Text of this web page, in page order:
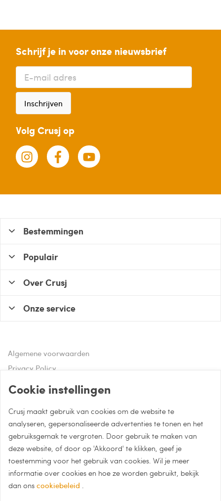
Schrijf je in voor onze nieuwsbrief
Inschrijven
Volg Crusj op
Hulp of advies nodig?
Bel naar 085 - 0043 015
Whatsapp met Crusj
info@crusj.com
Bestemmingen
Populair
Over Crusj
Onze service
Algemene voorwaarden
Privacy Policy
Cookie instellingen
Crusj maakt gebruik van cookies om de website te
analyseren, gepersonaliseerde advertenties te tonen en het
gebruiksgemak te vergroten. Door gebruik te maken van
deze website, of door op 'Akkoord' te klikken, geef je
toestemming voor het gebruik van cookies. Wil je meer
informatie over cookies en hoe ze worden gebruikt, bekijk
dan ons cookiebeleid .